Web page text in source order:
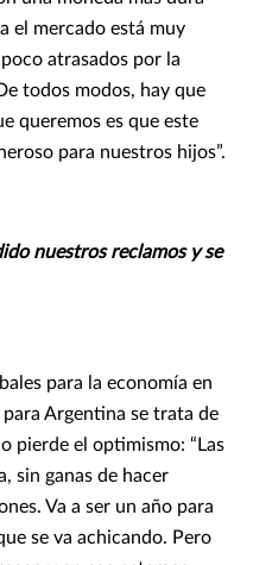
el mercado está muy
atrasados por la
todos modos, hay que
queremos es que este
para nuestros hijos”.
nuestros reclamos y se
para la economía en
Argentina se trata de
pierde el optimismo: “Las
sin ganas de hacer
Va a ser un año para
se va achicando. Pero